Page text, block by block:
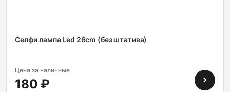
Селфи лампа Led 26cm (без штатива)
Цена за наличные
180 ₽